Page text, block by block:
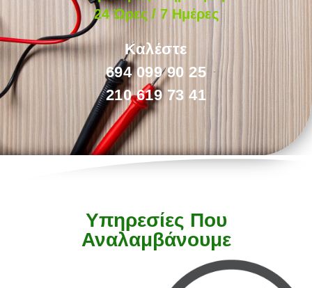
24 Ώρες / 7 Ημέρες
Καλέστε
694 099 90 25
210 619 73 41
Υπηρεσίες Που
Αναλαμβάνουμε